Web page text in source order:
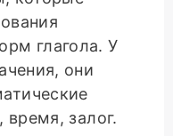
глагола. У
они
время, залог.